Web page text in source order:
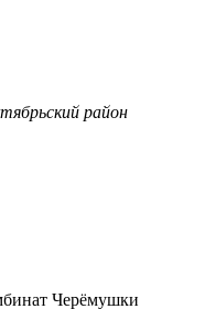
район